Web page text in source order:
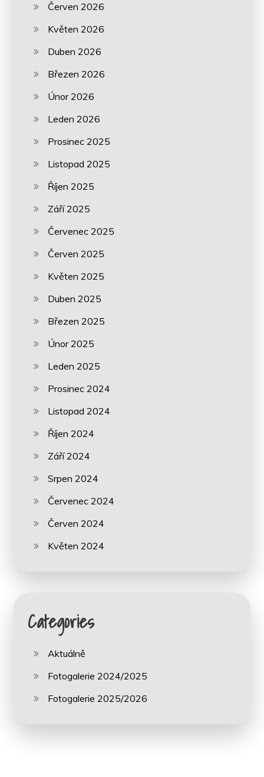
Červen 2026
Květen 2026
Duben 2026
Březen 2026
Únor 2026
Leden 2026
Prosinec 2025
Listopad 2025
Říjen 2025
Září 2025
Červenec 2025
Červen 2025
Květen 2025
Duben 2025
Březen 2025
Únor 2025
Leden 2025
Prosinec 2024
Listopad 2024
Říjen 2024
Září 2024
Srpen 2024
Červenec 2024
Červen 2024
Květen 2024
Categories
Aktuálně
Fotogalerie 2024/2025
Fotogalerie 2025/2026